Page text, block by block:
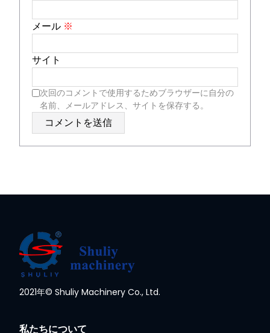
メール ※
サイト
次回のコメントで使用するためブラウザーに自分の
名前、メールアドレス、サイトを保存する。
2021年© Shuliy Machinery Co., Ltd.
私たちについて